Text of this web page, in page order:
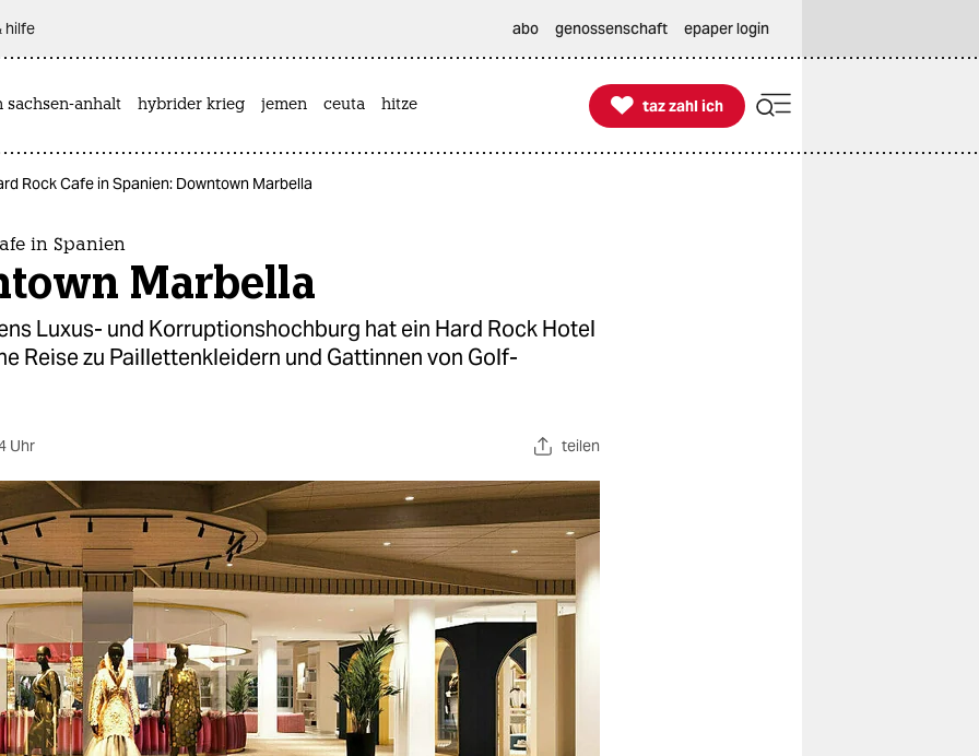
hilfe abo genossenschaft epaper login
sachsen-anhalt hybrider krieg jemen ceuta hitze 
taz zahl ich
taz zahl ich
Rock Cafe in Spanien: Downtown Marbella
in Spanien
Marbella
Luxus- und Korruptionshochburg hat ein Hard Rock Hotel
Reise zu Paillettenkleidern und Gattinnen von Golf-
Uhr teilen